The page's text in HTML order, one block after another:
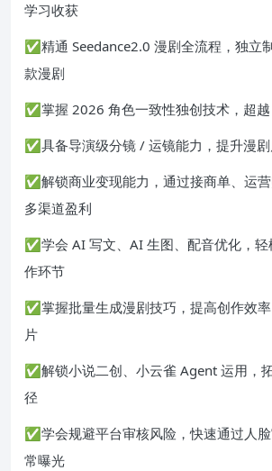
学习收获
✅精通 Seedance2.0 漫剧全流程，独立
款漫剧
✅掌握 2026 角色一致性独创技术，超
✅具备导演级分镜 / 运镜能力，提升漫
✅解锁商业变现能力，通过接商单、运
多渠道盈利
✅学会 AI 写文、AI 生图、配音优化，
作环节
✅掌握批量生成漫剧技巧，提高创作效
片
✅解锁小说二创、小云雀 Agent 运用，
径
✅学会规避平台审核风险，快速通过人
常曝光